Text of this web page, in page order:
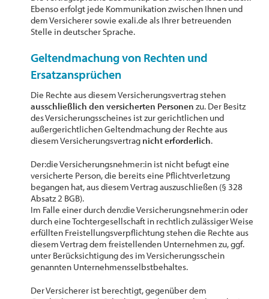
Ebenso erfolgt jede Kommunikation zwischen Ihnen und
dem Versicherer sowie exali.de als Ihrer betreuenden
Stelle in deutscher Sprache.
Geltendmachung von Rechten und
Ersatzansprüchen
Die Rechte aus diesem Versicherungsvertrag stehen
ausschließlich den versicherten Personen zu. Der Besitz
des Versicherungsscheines ist zur gerichtlichen und
außergerichtlichen Geltendmachung der Rechte aus
diesem Versicherungsvertrag nicht erforderlich.
Der:die Versicherungsnehmer:in ist nicht befugt eine
versicherte Person, die bereits eine Pflichtverletzung
begangen hat, aus diesem Vertrag auszuschließen (§ 328
Absatz 2 BGB).
Im Falle einer durch den:die Versicherungsnehmer:in oder
durch eine Tochtergesellschaft in rechtlich zulässiger Weise
erfüllten Freistellungsverpflichtung stehen die Rechte aus
diesem Vertrag dem freistellenden Unternehmen zu, ggf.
unter Berücksichtigung des im Versicherungsschein
genannten Unternehmensselbstbehaltes.
Der Versicherer ist berechtigt, gegenüber dem